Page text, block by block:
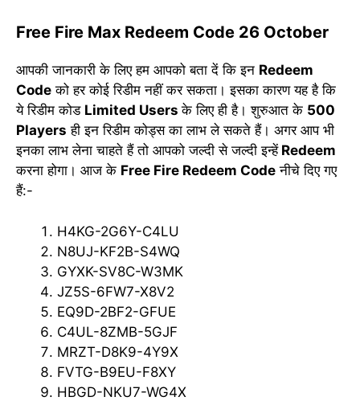
Free Fire Max Redeem Code 26 October
आपकी जानकारी के लिए हम आपको बता दें कि इन Redeem
Code को हर कोई रिडीम नहीं कर सकता। इसका कारण यह है कि
ये रिडीम कोड Limited Usersके लिए ही है। शुरुआत के 500
Players ही इन रिडीम कोड्स का लाभ ले सकते हैं। अगर आप भी
इनका लाभ लेना चाहते हैं तो आपको जल्दी से जल्दी इन्हेंRedeem
करना होगा। आज के Free Fire Redeem Code नीचे दिए गए
हैं:-
H4KG-2G6Y-C4LU
N8UJ-KF2B-S4WQ
GYXK-SV8C-W3MK
JZ5S-6FW7-X8V2
EQ9D-2BF2-GFUE
C4UL-8ZMB-5GJF
MRZT-D8K9-4Y9X
FVTG-B9EU-F8XY
HBGD-NKU7-WG4X